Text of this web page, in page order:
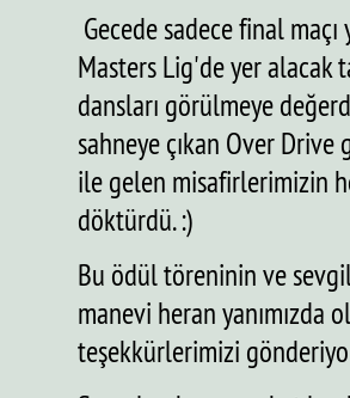
Gecede sadece final
Masters Lig'de yer alacak
dansları görülmeye
sahneye çıkan Over
ile gelen misafirlerimizin
döktürdü. :)
Bu ödül töreninin ve
manevi heran yanımızda
teşekkürlerimizi